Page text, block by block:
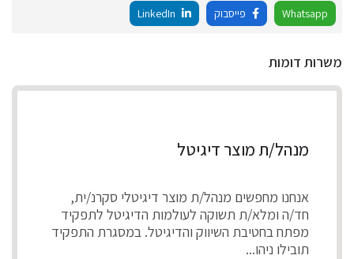
Whatsapp פייסבוק
משרות דומות
מנהל/ת מוצר דיגיטל
אנחנו מחפשים מנהל/ת מוצר דיגיטלי סקרנ/ית,
חד/ה ומלא/ת תשוקה לעולמות הדיגיטל לתפקיד
מפתח בחטיבת השיווק והדיגיטל. במסגרת התפקיד
תובילו ניהו...